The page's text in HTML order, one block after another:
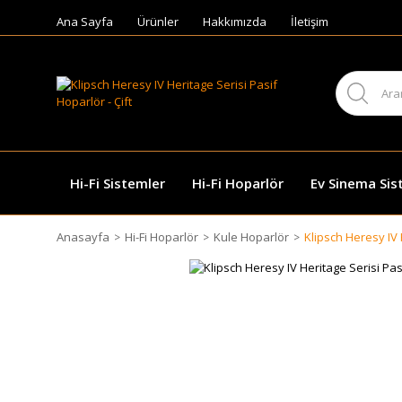
Ana Sayfa Ürünler Hakkımızda İletişim
Hi-Fi Sistemler Hi-Fi Hoparlör Ev Sinema
Anasayfa Hi-Fi Hoparlör Kule Hoparlör Klipsch Heresy IV